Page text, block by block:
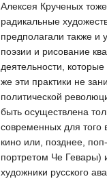
Алексея Крученых
радикальные
предполагали также и
поэзии и рисование
деятельности,
же эти практики не
политической
быть осуществлена
современных для того
кино или, позднее,
портретом Че Гевары)
художники русского